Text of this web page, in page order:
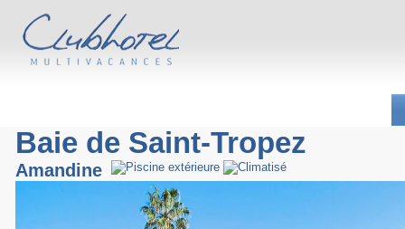
Baie de Saint-Tropez
Amandine